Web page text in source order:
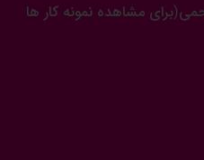
(برای مشاهده نمونه کار ها